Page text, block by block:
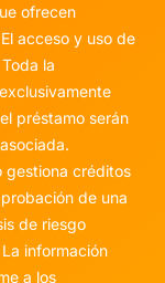
ofrecen
acceso y uso de
la
préstamo serán
gestiona créditos
de una
de riesgo
información
a los